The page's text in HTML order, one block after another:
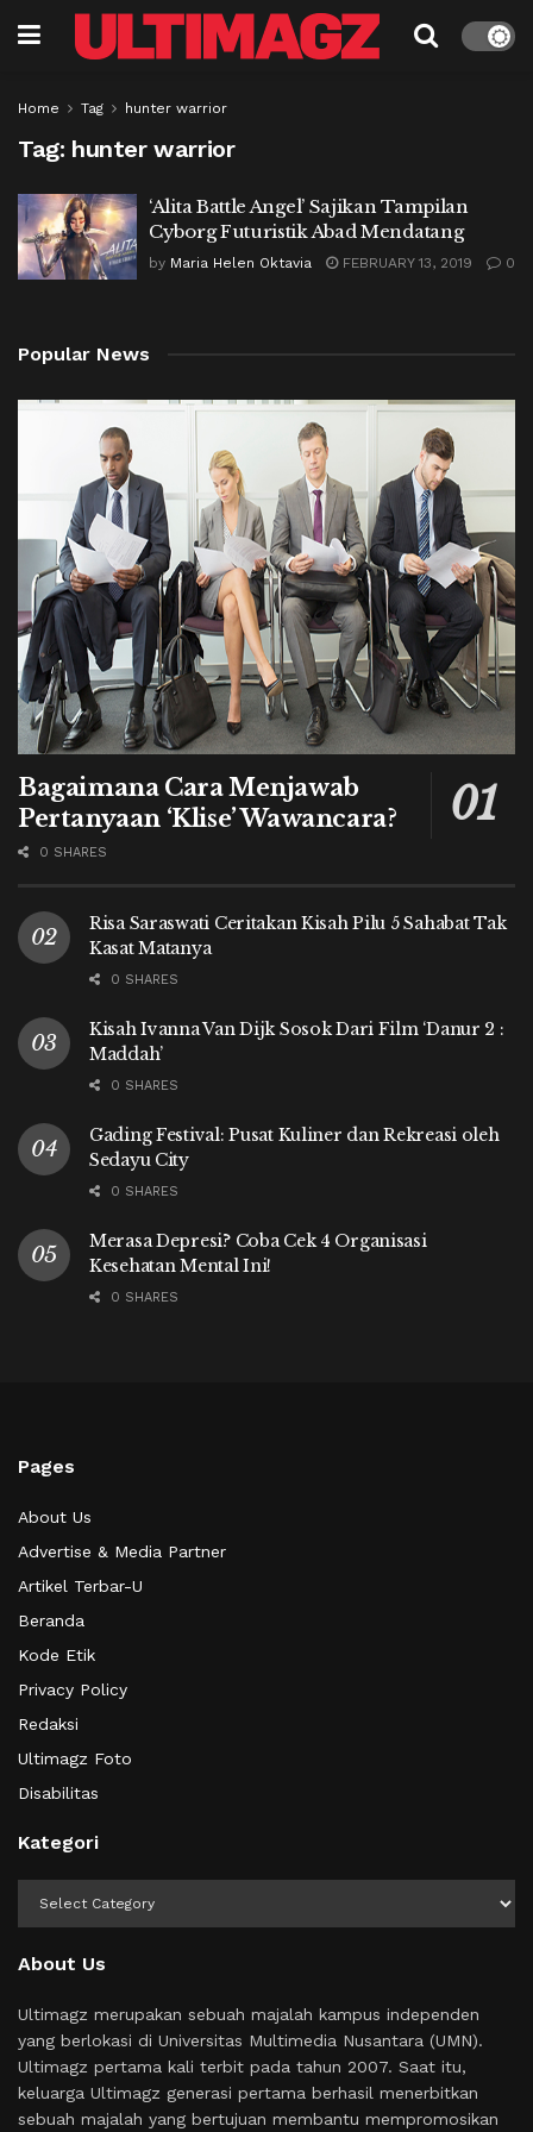
Home Tag hunter warrior
Tag: hunter warrior
‘Alita Battle Angel’ Sajikan Tampilan
Cyborg Futuristik Abad Mendatang
by Maria Helen Oktavia FEBRUARY 13, 2019 0
Popular News
Bagaimana Cara Menjawab
Pertanyaan ‘Klise’ Wawancara?
0 SHARES
Risa Saraswati Ceritakan Kisah Pilu 5 Sahabat Tak
Kasat Matanya
0 SHARES
Kisah Ivanna Van Dijk Sosok Dari Film ‘Danur 2 :
Maddah’
0 SHARES
Gading Festival: Pusat Kuliner dan Rekreasi oleh
Sedayu City
0 SHARES
Merasa Depresi? Coba Cek 4 Organisasi
Kesehatan Mental Ini!
0 SHARES
Pages
About Us
Advertise & Media Partner
Artikel Terbar-U
Beranda
Kode Etik
Privacy Policy
Redaksi
Ultimagz Foto
Disabilitas
Kategori
About Us
Ultimagz merupakan sebuah majalah kampus independen
yang berlokasi di Universitas Multimedia Nusantara (UMN).
Ultimagz pertama kali terbit pada tahun 2007. Saat itu,
keluarga Ultimagz generasi pertama berhasil menerbitkan
sebuah majalah yang bertujuan membantu mempromosikan